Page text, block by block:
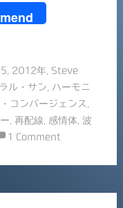
2012年, Steve
ル・サン
ハーモニ
コンバージェンス
再配線 感情体 波
1 Comment